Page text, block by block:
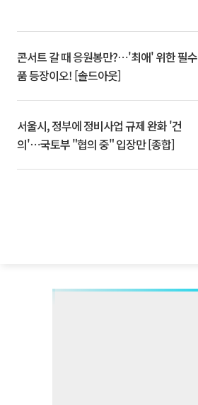
콘서트 갈 때 응원봉만?⋯'최애' 위한 필수
품 등장이오! [솔드아웃]
서울시, 정부에 정비사업 규제 완화 '건
의'⋯국토부 "협의 중" 입장만 [종합]